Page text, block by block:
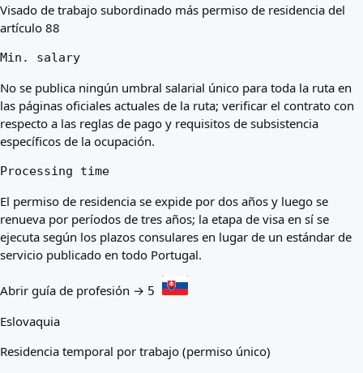
Visado de trabajo subordinado más permiso de residencia del
artículo 88
Min. salary
No se publica ningún umbral salarial único para toda la ruta en
las páginas oficiales actuales de la ruta; verificar el contrato con
respecto a las reglas de pago y requisitos de subsistencia
específicos de la ocupación.
Processing time
El permiso de residencia se expide por dos años y luego se
renueva por períodos de tres años; la etapa de visa en sí se
ejecuta según los plazos consulares en lugar de un estándar de
servicio publicado en todo Portugal.
Abrir guía de profesión → 5
Eslovaquia
Residencia temporal por trabajo (permiso único)